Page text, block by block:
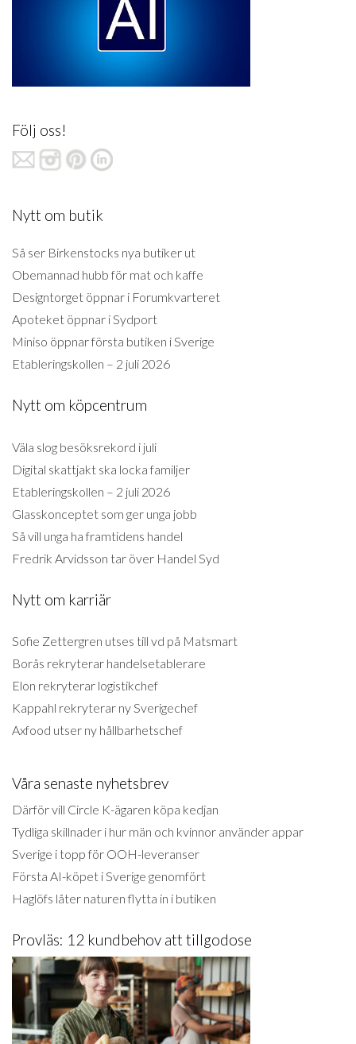
Följ oss!
Nytt om butik
Så ser Birkenstocks nya butiker ut
Obemannad hubb för mat och kaffe
Designtorget öppnar i Forumkvarteret
Apoteket öppnar i Sydport
Miniso öppnar första butiken i Sverige
Etableringskollen – 2 juli 2026
Nytt om köpcentrum
Väla slog besöksrekord i juli
Digital skattjakt ska locka familjer
Etableringskollen – 2 juli 2026
Glasskonceptet som ger unga jobb
Så vill unga ha framtidens handel
Fredrik Arvidsson tar över Handel Syd
Nytt om karriär
Sofie Zettergren utses till vd på Matsmart
Borås rekryterar handelsetablerare
Elon rekryterar logistikchef
Kappahl rekryterar ny Sverigechef
Axfood utser ny hållbarhetschef
Våra senaste nyhetsbrev
Därför vill Circle K-ägaren köpa kedjan
Tydliga skillnader i hur män och kvinnor använder appar
Sverige i topp för OOH-leveranser
Första AI-köpet i Sverige genomfört
Haglöfs låter naturen flytta in i butiken
Provläs: 12 kundbehov att tillgodose